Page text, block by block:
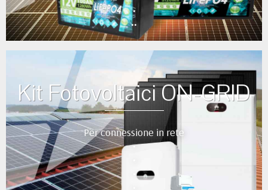
•
••
Kit Fotovoltaici ON-GRID
Per connessione in rete
•